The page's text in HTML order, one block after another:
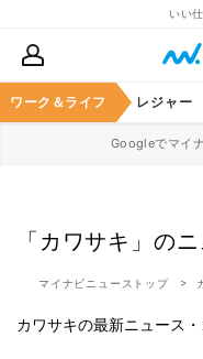
いい
ワーク＆ライフ
スケア グルメ レジャー
Googleでマイ
「カワサキ」の
マイナビニューストップ
カワサキの最新ニュース・